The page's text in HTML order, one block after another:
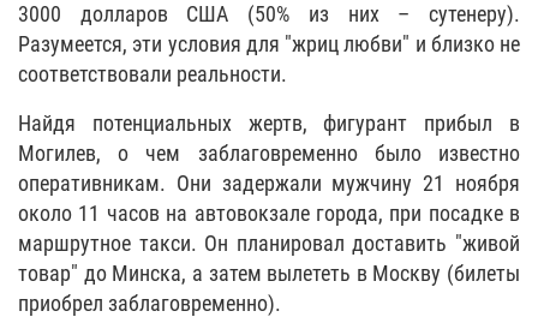
3000 долларов США (50% из них – сутенеру).
Разумеется, эти условия для "жриц любви" и близко не
соответствовали реальности.
Найдя потенциальных жертв, фигурант прибыл в
Могилев, о чем заблаговременно было известно
оперативникам. Они задержали мужчину 21 ноября
около 11 часов на автовокзале города, при посадке в
маршрутное такси. Он планировал доставить "живой
товар" до Минска, а затем вылететь в Москву (билеты
приобрел заблаговременно).